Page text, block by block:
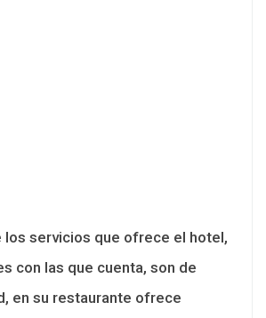
los servicios que ofrece el hotel,
con las que cuenta, son de
en su restaurante ofrece